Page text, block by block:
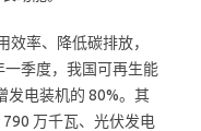
效率、降低碳排放，
季度，我国可再生能
发电装机的 80%。其
万千瓦、光伏发电